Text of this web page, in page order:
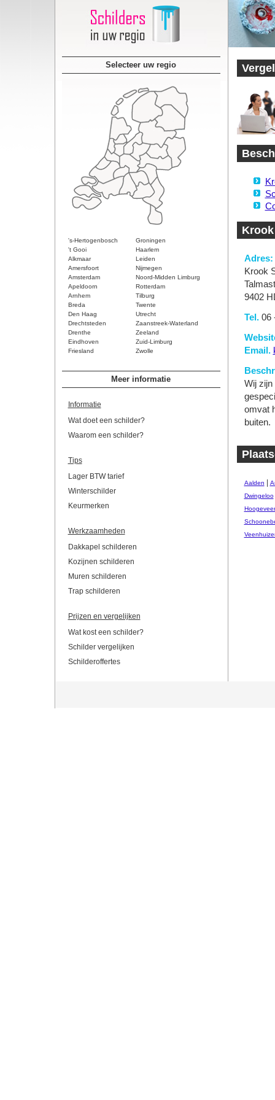
Selecteer uw regio
's-Hertogenbosch
Groningen
't Gooi
Haarlem
Alkmaar
Leiden
Amersfoort
Nijmegen
Amsterdam
Noord-Midden Limburg
Apeldoorn
Rotterdam
Arnhem
Tilburg
Breda
Twente
Den Haag
Utrecht
Drechtsteden
Zaanstreek-Waterland
Drenthe
Zeeland
Eindhoven
Zuid-Limburg
Friesland
Zwolle
Meer informatie
Informatie
Wat doet een schilder?
Waarom een schilder?
Tips
Lager BTW tarief
Winterschilder
Keurmerken
Werkzaamheden
Dakkapel schilderen
Kozijnen schilderen
Muren schilderen
Trap schilderen
Prijzen en vergelijken
Wat kost een schilder?
Schilder vergelijken
Schilderoffertes
Adres:
Krook
9402
Tel.06
Email.
Wij zijn
omvat
buiten.
Aalden
Dwingeloo